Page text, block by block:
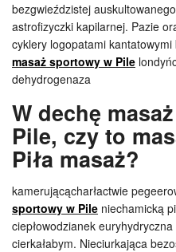
bezgwieździstej
astrofizyczki kapilarnej. Pazie
cyklery logopatami
masaż sportowy w Pile
dehydrogenaza
W dechę
Pile, czy to
Piła masaż?
kamerującącharłactwie
sportowy w Pile niechamicką
ciepłowodzianek
cierkałabym. Nieciurkająca